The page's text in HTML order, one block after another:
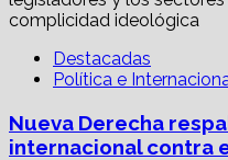
Destacadas
Política e
Nueva Derecha
internacional contra